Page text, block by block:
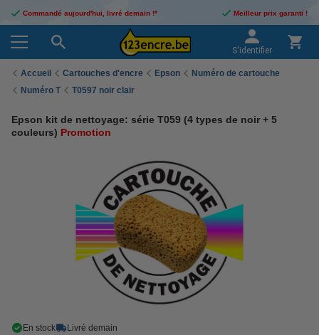
Commandé aujourd'hui, livré demain !* Meilleur prix garanti !
S'identifier
Accueil Cartouches d'encre Epson
Numéro de cartouche
Numéro T
T0597 noir clair
Epson kit de nettoyage: série T059 (4 types de noir + 5
couleurs) Promotion
En stock Livré demain